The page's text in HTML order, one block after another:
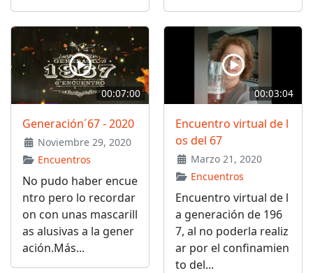
00:07:00
Generación´67 - 2020
Noviembre 29, 2020
Encuentros
No pudo haber encue
ntro pero lo recordar
on con unas mascarill
as alusivas a la gener
ación.Más...
00:03:04
Encuentro virtual de l
os del 67
Marzo 21, 2020
Encuentros
Encuentro virtual de l
a generación de 196
7, al no poderla realiz
ar por el confinamien
to del...